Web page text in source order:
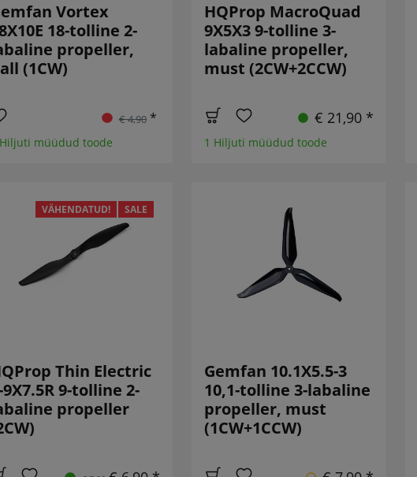
Vortex
18-tolline 2-
propeller,
(1CW)
€ 4,90*
müüdud toode
HQProp MacroQuad
9X5X3 9-tolline 3-
labaline propeller,
must (2CW+2CCW)
€ 21,90 *
1 Hiljuti müüdud toode
VÄHENDATUD! SALE
Thin Electric
9X7.5R 9-tolline 2-
propeller
Gemfan 10.1X5.5-3
10,1-tolline 3-labaline
propeller, must
(1CW+1CCW)